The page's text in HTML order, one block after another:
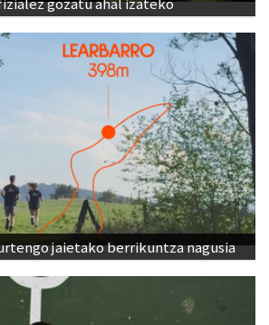
jaietako berrikuntza nagusia